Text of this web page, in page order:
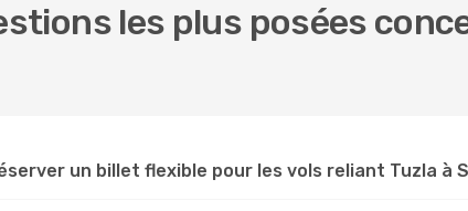
les plus posées
un billet flexible pour les vols reliant Tuzla à